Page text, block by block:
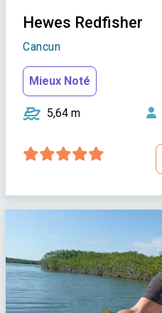
Hewes Redfisher
Cancun
Mieux Noté
5,64 m